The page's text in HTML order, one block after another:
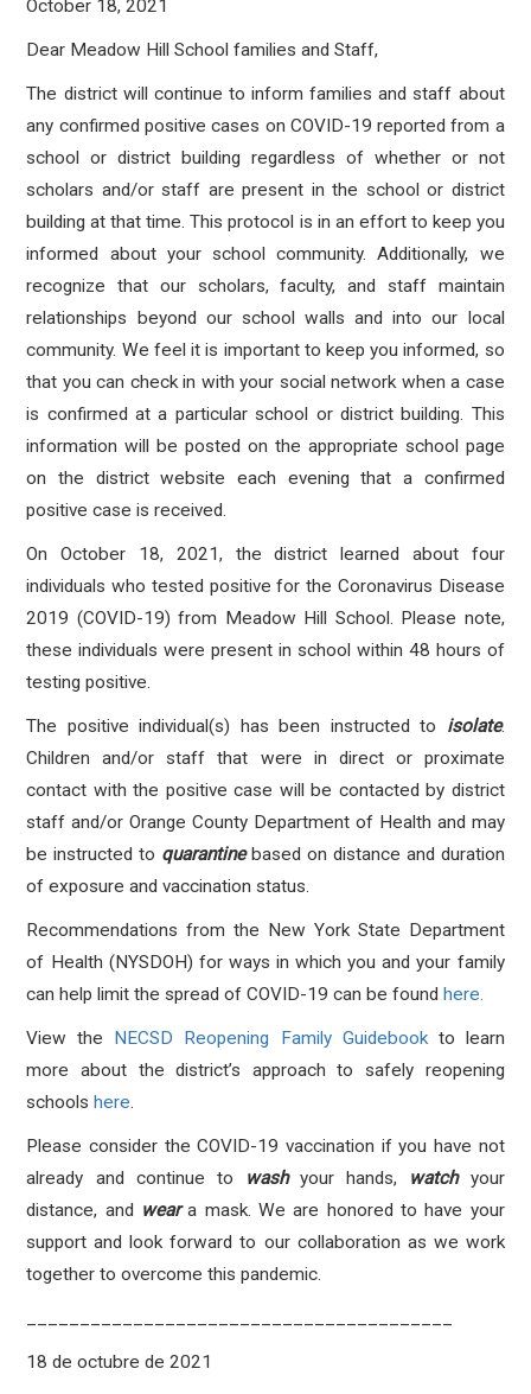
October 18, 2021
Dear Meadow Hill School families and Staff,
The district will continue to inform families and staff about
any confirmed positive cases on COVID-19 reported from a
school or district building regardless of whether or not
scholars and/or staff are present in the school or district
building at that time. This protocol is in an effort to keep you
informed about your school community. Additionally, we
recognize that our scholars, faculty, and staff maintain
relationships beyond our school walls and into our local
community. We feel it is important to keep you informed, so
that you can check in with your social network when a case
is confirmed at a particular school or district building. This
information will be posted on the appropriate school page
on the district website each evening that a confirmed
positive case is received.
On October 18, 2021, the district learned about four
individuals who tested positive for the Coronavirus Disease
2019 (COVID-19) from Meadow Hill School. Please note,
these individuals were present in school within 48 hours of
testing positive.
The positive individual(s) has been instructed to isolate.
Children and/or staff that were in direct or proximate
contact with the positive case will be contacted by district
staff and/or Orange County Department of Health and may
be instructed to quarantinebased on distance and duration
of exposure and vaccination status.
Recommendations from the New York State Department
of Health (NYSDOH) for ways in which you and your family
can help limit the spread of COVID-19 can be foundhere.
View the NECSD Reopening Family Guidebookto learn
more about the district’s approach to safely reopening
schoolshere.
Please consider the COVID-19 vaccination if you have not
already and continue to
washyour hands, watchyour
distance, and weara mask. We are honored to have your
support and look forward to our collaboration as we work
together to overcome this pandemic.
18 de octubre de 2021